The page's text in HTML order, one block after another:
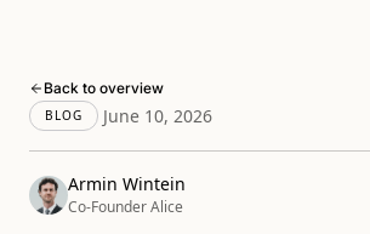
Back to overview
BLOG June 10, 2026
Armin Wintein
Co-Founder Alice